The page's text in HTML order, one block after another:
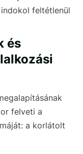
feltétlenül
és
felveti a
a korlátolt